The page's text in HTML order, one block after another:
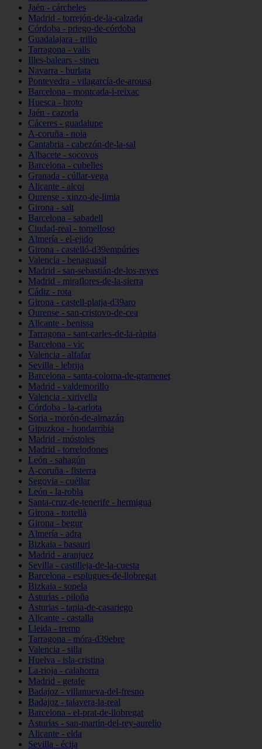
Jaén - cárcheles
Madrid - torrejón-de-la-calzada
Córdoba - priego-de-córdoba
Guadalajara - trillo
Tarragona - valls
Illes-balears - sineu
Navarra - burlata
Pontevedra - vilagarcía-de-arousa
Barcelona - montcada-i-reixac
Huesca - broto
Jaén - cazorla
Cáceres - guadalupe
A-coruña - noia
Cantabria - cabezón-de-la-sal
Albacete - socovos
Barcelona - cubelles
Granada - cúllar-vega
Alicante - alcoi
Ourense - xinzo-de-limia
Girona - salt
Barcelona - sabadell
Ciudad-real - tomelloso
Almería - el-ejido
Girona - castelló-d39empúries
Valencia - benaguasil
Madrid - san-sebastián-de-los-reyes
Madrid - miraflores-de-la-sierra
Cádiz - rota
Girona - castell-platja-d39aro
Ourense - san-cristovo-de-cea
Alicante - benissa
Tarragona - sant-carles-de-la-ràpita
Barcelona - vic
Valencia - alfafar
Sevilla - lebrija
Barcelona - santa-coloma-de-gramenet
Madrid - valdemorillo
Valencia - xirivella
Córdoba - la-carlota
Soria - morón-de-almazán
Gipuzkoa - hondarribia
Madrid - móstoles
Madrid - torrelodones
León - sahagún
A-coruña - fisterra
Segovia - cuéllar
León - la-robla
Santa-cruz-de-tenerife - hermigua
Girona - tortellà
Girona - begur
Almería - adra
Bizkaia - basauri
Madrid - aranjuez
Sevilla - castilleja-de-la-cuesta
Barcelona - esplugues-de-llobregat
Bizkaia - sopela
Asturias - piloña
Asturias - tapia-de-casariego
Alicante - castalla
Lleida - tremp
Tarragona - móra-d39ebre
Valencia - silla
Huelva - isla-cristina
La-rioja - calahorra
Madrid - getafe
Badajoz - villanueva-del-fresno
Badajoz - talavera-la-real
Barcelona - el-prat-de-llobregat
Asturias - san-martín-del-rey-aurelio
Alicante - elda
Sevilla - écija